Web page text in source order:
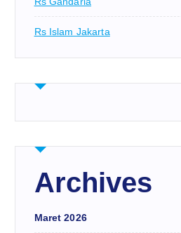
Rs Islam Jakarta
Archives
Maret 2026